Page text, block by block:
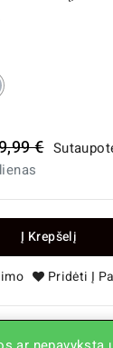
Pilka
€
Į Krepšelį
Pridėti Į